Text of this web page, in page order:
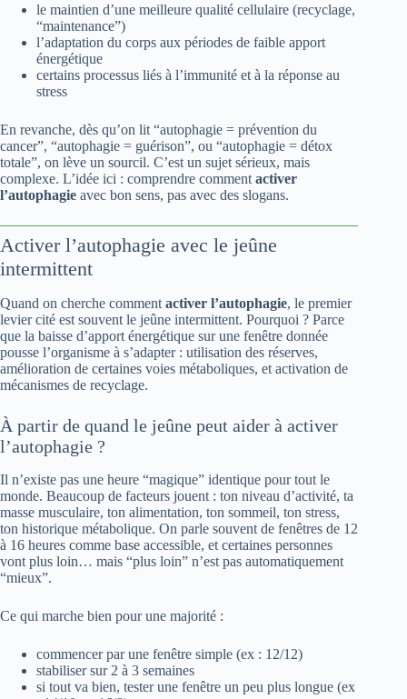
le maintien d’une meilleure qualité cellulaire (recyclage,
“maintenance”)
l’adaptation du corps aux périodes de faible apport
énergétique
certains processus liés à l’immunité et à la réponse au
stress
En revanche, dès qu’on lit “autophagie = prévention du
cancer”, “autophagie = guérison”, ou “autophagie = détox
totale”, on lève un sourcil. C’est un sujet sérieux, mais
complexe. L’idée ici : comprendre comment activer
l’autophagie avec bon sens, pas avec des slogans.
Activer l’autophagie avec le jeûne
intermittent
Quand on cherche comment activer l’autophagie, le premier
levier cité est souvent le jeûne intermittent. Pourquoi ? Parce
que la baisse d’apport énergétique sur une fenêtre donnée
pousse l’organisme à s’adapter : utilisation des réserves,
amélioration de certaines voies métaboliques, et activation de
mécanismes de recyclage.
À partir de quand le jeûne peut aider à activer
l’autophagie ?
Il n’existe pas une heure “magique” identique pour tout le
monde. Beaucoup de facteurs jouent : ton niveau d’activité, ta
masse musculaire, ton alimentation, ton sommeil, ton stress,
ton historique métabolique. On parle souvent de fenêtres de 12
à 16 heures comme base accessible, et certaines personnes
vont plus loin… mais “plus loin” n’est pas automatiquement
“mieux”.
Ce qui marche bien pour une majorité :
commencer par une fenêtre simple (ex : 12/12)
stabiliser sur 2 à 3 semaines
si tout va bien, tester une fenêtre un peu plus longue (ex